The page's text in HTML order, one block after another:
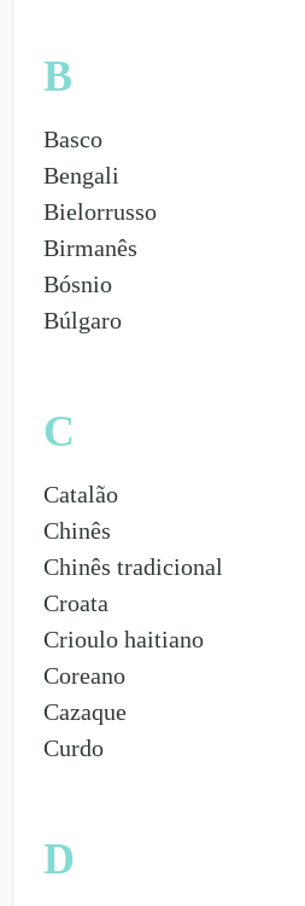
B
Basco
Bengali
Bielorrusso
Birmanês
Bósnio
Búlgaro
C
Catalão
Chinês
Chinês tradicional
Croata
Crioulo haitiano
Coreano
Cazaque
Curdo
D